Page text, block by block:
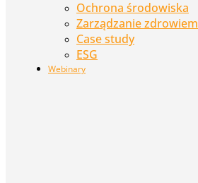
Ochrona środowiska
Zarządzanie zdrowiem
Case study
ESG
Webinary